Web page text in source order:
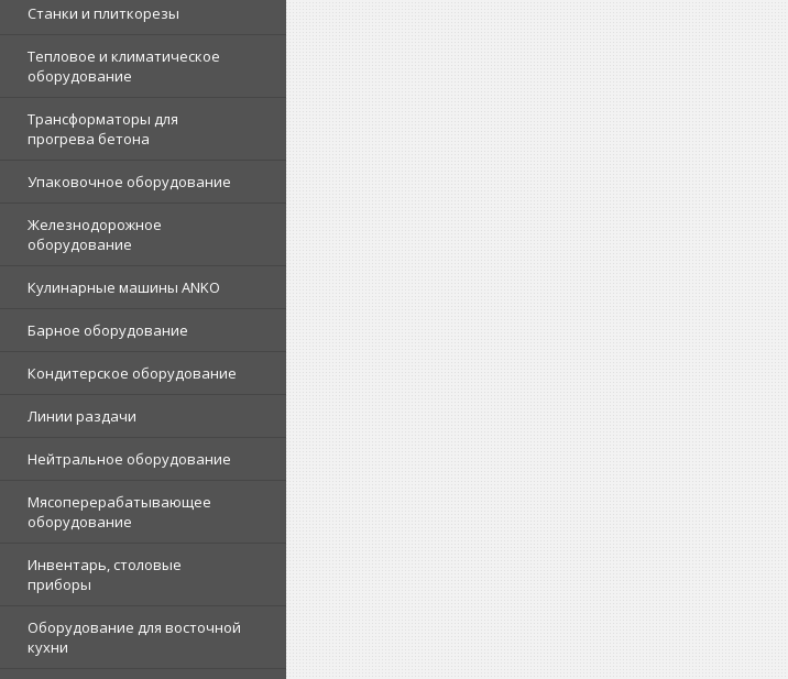
Станки и плиткорезы
Тепловое и климатическое
оборудование
Трансформаторы для
прогрева бетона
Упаковочное оборудование
Железнодорожное
оборудование
Кулинарные машины ANKO
Барное оборудование
Кондитерское оборудование
Линии раздачи
Нейтральное оборудование
Мясоперерабатывающее
оборудование
Инвентарь, столовые
приборы
Оборудование для восточной
кухни